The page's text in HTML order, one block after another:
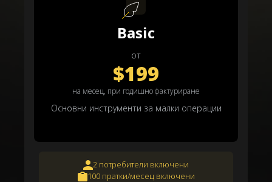
Basic
от
$199
на месец, при годишно фактуриране
Основни инструменти за малки операции
2 потребители включени
100 пратки/месец включени